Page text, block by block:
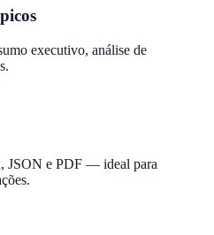
executivo, análise de
JSON e PDF — ideal para